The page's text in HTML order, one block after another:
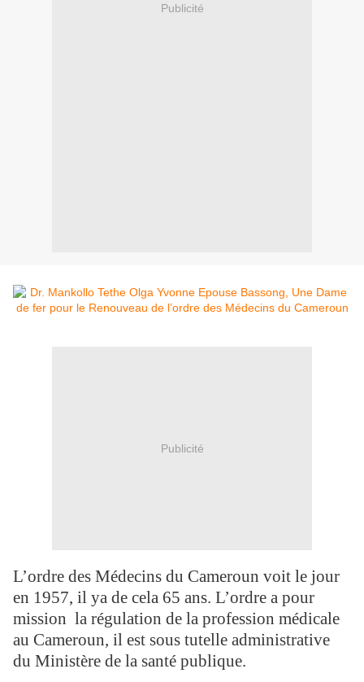
Publicité
Publicité
L’ordre des Médecins du Cameroun voit le jour
en 1957, il ya de cela 65 ans. L’ordre a pour
mission la régulation de la profession médicale
au Cameroun, il est sous tutelle administrative
du Ministère de la santé publique.